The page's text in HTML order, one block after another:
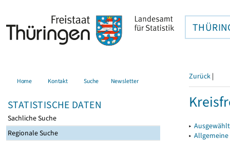
Home Kontakt Suche Newsletter
STATISTISCHE DATEN
Sachliche Suche
Regionale Suche
Zurück |
▸
▸